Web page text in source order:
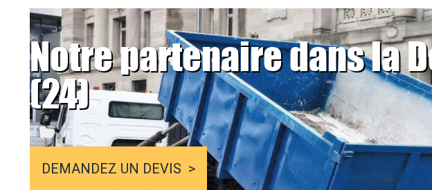
Notre partenaire dans la
(24)
DEMANDEZ UN DEVIS